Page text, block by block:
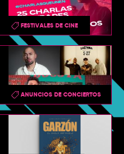
FESTIVALES DE CINE
ANUNCIOS DE CONCIERTOS